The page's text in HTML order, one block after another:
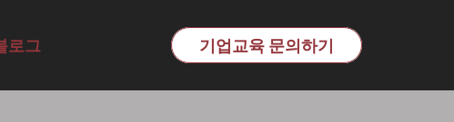
전문기관 | 이노핏파트너
로그 기업교육 문의하기